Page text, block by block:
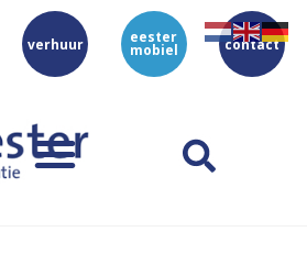
verhuur eester
mobiel contact